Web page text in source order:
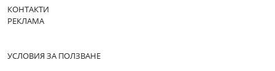
КОНТАКТИ
РЕКЛАМА
УСЛОВИЯ ЗА ПОЛЗВАНЕ